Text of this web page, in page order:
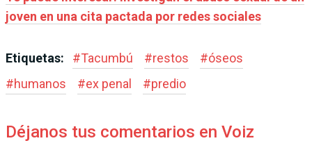
joven en una cita pactada por redes sociales
Etiquetas: #Tacumbú #restos #óseos
#humanos #ex penal #predio
Déjanos tus comentarios en Voiz